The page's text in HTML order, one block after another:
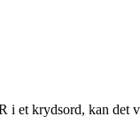
i et krydsord, kan det